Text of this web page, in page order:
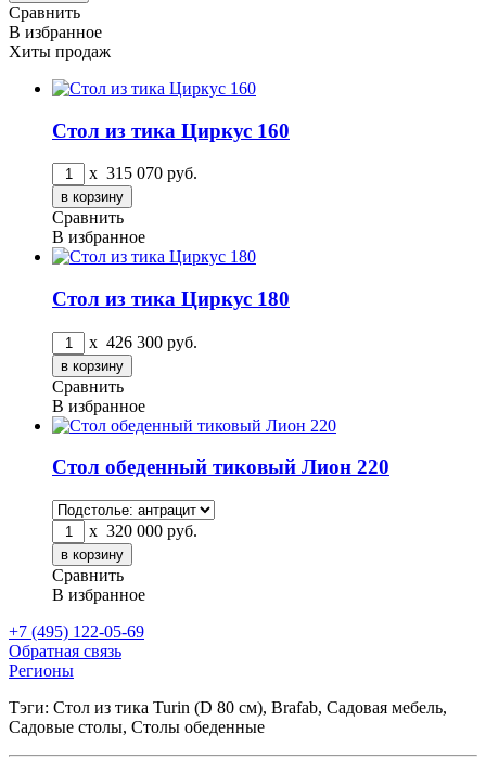
Сравнить
В избранное
Хиты продаж
Стол из тика Циркус 160
x 315 070 руб.
Сравнить
В избранное
Стол из тика Циркус 180
x 426 300 руб.
Сравнить
В избранное
Стол обеденный тиковый Лион 220
x 320 000 руб.
Сравнить
В избранное
+7 (495) 122-05-69
Обратная связь
Регионы
Тэги: Стол из тика Turin (D 80 см), Brafab, Садовая мебель,
Садовые столы, Столы обеденные